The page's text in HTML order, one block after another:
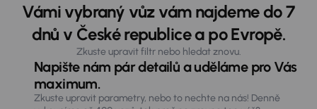
Vámi vybraný vůz vám najdeme do 7
dnů v České republice a po Evropě.
Zkuste upravit filtr nebo hledat znovu.
Napište nám pár detailů a uděláme pro Vás
maximum.
Zkuste upravit parametry, nebo to nechte na nás! Denně